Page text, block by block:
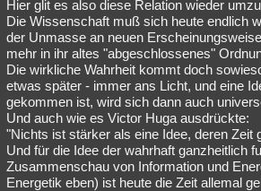
Hier glit es also diese Relation wieder
Die Wissenschaft muß sich heute endlich
der Unmasse an neuen
mehr in ihr altes "abgeschlossenes"
Die wirkliche Wahrheit kommt doch
etwas später - immer ans Licht, und eine
gekommen ist, wird sich dann auch
Und auch wie es Victor Huga ausdrückte:
"Nichts ist stärker als eine Idee, deren Zeit
Und für die Idee der wahrhaft ganzheitlich
Zusammenschau von Information und
Energetik eben) ist heute die Zeit allemal